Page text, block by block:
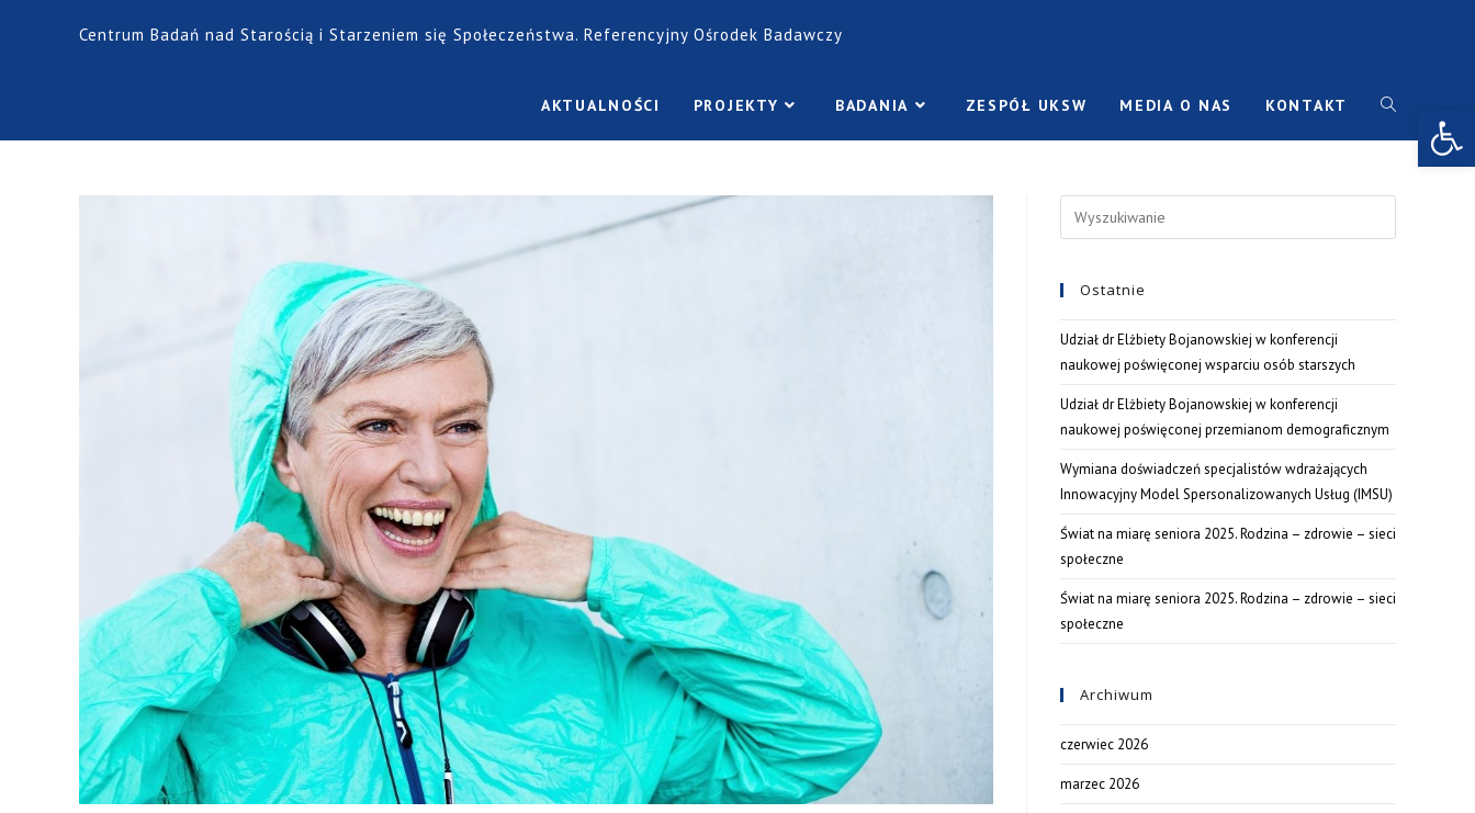
Open toolbar
Centrum Badań nad Starością i Starzeniem się Społeczeństwa. Referencyjny Ośrodek Badawczy
AKTUALNOŚCI PROJEKTY BADANIA ZESPÓŁ UKSW MEDIA O NAS KONTAKT
Ostatnie
Udział dr Elżbiety Bojanowskiej w konferencji
naukowej poświęconej wsparciu osób starszych
Udział dr Elżbiety Bojanowskiej w konferencji
naukowej poświęconej przemianom demograficznym
Wymiana doświadczeń specjalistów wdrażających
Innowacyjny Model Spersonalizowanych Usług (IMSU)
Świat na miarę seniora 2025. Rodzina – zdrowie – sieci
społeczne
Świat na miarę seniora 2025. Rodzina – zdrowie – sieci
społeczne
Archiwum
czerwiec 2026
marzec 2026